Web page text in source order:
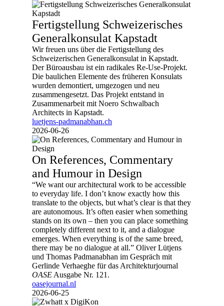
Fertigstellung Schweizerisches
Generalkonsulat Kapstadt
Wir freuen uns über die Fertigstellung des
Schweizerischen Generalkonsulat in Kapstadt.
Der Büroausbau ist ein radikales Re-Use-Projekt.
Die baulichen Elemente des früheren Konsulats
wurden demontiert, umgezogen und neu
zusammengesetzt. Das Projekt entstand in
Zusammenarbeit mit Noero Schwalbach
Architects in Kapstadt.
luetjens-padmanabhan.ch
2026-06-26
On References, Commentary
and Humour in Design
“We want our architectural work to be accessible
to everyday life. I don’t know exactly how this
translate to the objects, but what’s clear is that they
are autonomous. It’s often easier when something
stands on its own – then you can place something
completely different next to it, and a dialogue
emerges. When everything is of the same breed,
there may be no dialogue at all.” Oliver Lütjens
und Thomas Padmanabhan im Gespräch mit
Gerlinde Verhaeghe für das Architekturjournal
OASE Ausgabe Nr. 121.
oasejournal.nl
2026-06-25